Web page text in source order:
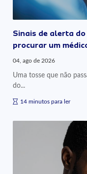
Sinais de alerta
procurar um
04, ago de 2026
Uma tosse que não
do...
14 minutos para ler